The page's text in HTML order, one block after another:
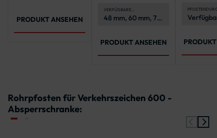
PRODUKT ANSEHEN
Verkehrszeichen
an Rohrpfosten
VERFÜGBARE
DURCHMESSER
48 mm, 60 mm, 76
PRODUKT ANSEHEN
an
Rohrpfosten für Verkehrszeichen 600 -
Absperrschranke: